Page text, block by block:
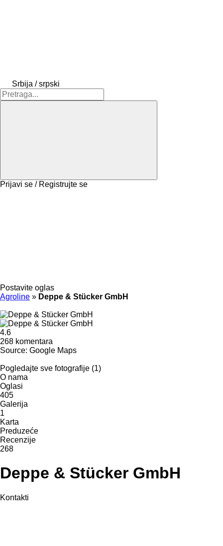
Srbija / srpski
Prijavi se / Registrujte se
Postavite oglas
Agroline » Deppe & Stücker GmbH
4.6
268 komentara
Source: Google Maps
Pogledajte sve fotografije (1)
O nama
Oglasi
405
Galerija
1
Karta
Preduzeće
Recenzije
268
Deppe & Stücker GmbH
Kontakti